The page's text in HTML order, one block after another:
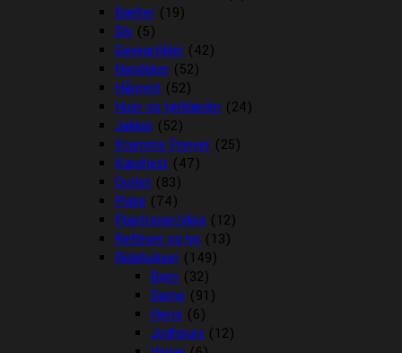
Bælter (19)
Div (5)
Gaveartikler (42)
Handsker (52)
Hårpynt (52)
Huer og tørklæder (24)
Jakker (52)
Kramme Ponyer (25)
Kæphest (47)
Outlet (83)
Piske (74)
Plastroner/slips (12)
Reflexer og lys (13)
Ridebukser (149)
Børn (32)
Dame (91)
Herre (6)
Jodhpurs (12)